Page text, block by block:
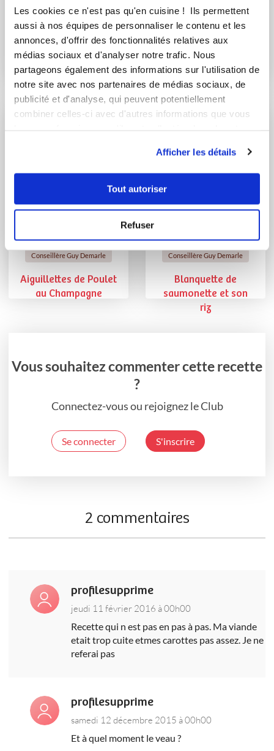
Les cookies ce n'est pas qu'en cuisine ! Ils permettent
aussi à nos équipes de personnaliser le contenu et les
annonces, d'offrir des fonctionnalités relatives aux
médias sociaux et d'analyser notre trafic. Nous
partageons également des informations sur l'utilisation de
notre site avec nos partenaires de médias sociaux, de
publicité et d'analyse, qui peuvent potentiellement
combiner celles-ci avec d'autres informations que vous
Afficher les détails
Tout autoriser
Refuser
Chef Ulric Durnez
Chef Guy Demarle
Chapon farci au foie
gras et aux mori...
Chef Ulric Durnez
Chef Guy Demarle
Filets d'églefin à
l'oseille
Marie Pierre MOREL
Conseillère Guy Demarle
Aiguillettes de Poulet
au Champagne
Agnes Moyere
Conseillère Guy Demarle
Blanquette de
saumonette et son
riz
Vous souhaitez commenter cette recette
?
Connectez-vous ou rejoignez le Club
Se connecter S'inscrire
2 commentaires
profilesupprime
jeudi 11 février 2016 à 00h00
Recette qui n est pas en pas à pas. Ma viande
etait trop cuite etmes carottes pas assez. Je ne
referai pas
profilesupprime
samedi 12 décembre 2015 à 00h00
Et à quel moment le veau ?